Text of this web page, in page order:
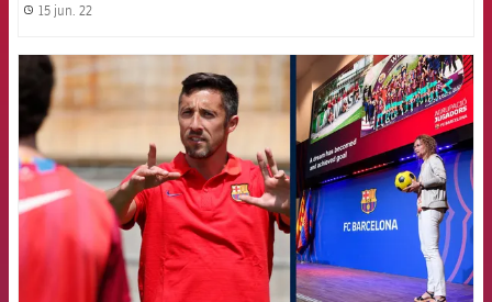
label.share.clock
15 jun. 22
FCB Barcelona badge